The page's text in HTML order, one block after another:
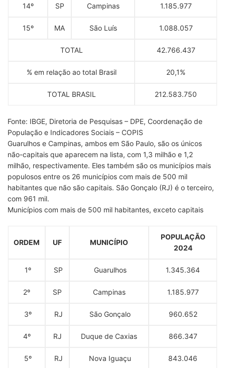
14º SP Campinas 1.185.977
15º MA São Luís 1.088.057
TOTAL 42.766.437
% em relação ao total Brasil 20,1%
TOTAL BRASIL 212.583.750
Fonte: IBGE, Diretoria de Pesquisas – DPE, Coordenação de
População e Indicadores Sociais – COPIS
Guarulhos e Campinas, ambos em São Paulo, são os únicos
não-capitais que aparecem na lista, com 1,3 milhão e 1,2
milhão, respectivamente. Eles também são os municípios mais
populosos entre os 26 municípios com mais de 500 mil
habitantes que não são capitais. São Gonçalo (RJ) é o terceiro,
com 961 mil.
Municípios com mais de 500 mil habitantes, exceto capitais
ORDEM UF MUNICÍPIO
POPULAÇÃO
2024
1º SP Guarulhos 1.345.364
2º SP Campinas 1.185.977
3º RJ São Gonçalo 960.652
4º RJ Duque de Caxias 866.347
5º RJ Nova Iguaçu 843.046